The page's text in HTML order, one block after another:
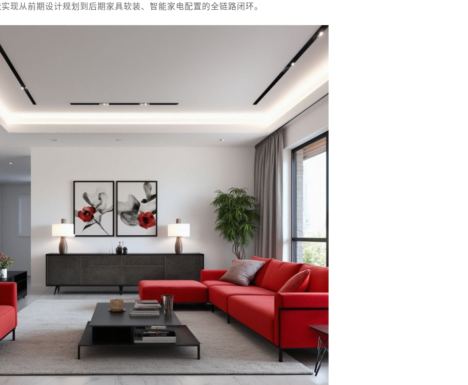
现从前期设计规划到后期家具软装、智能家电配置的全链路闭环。